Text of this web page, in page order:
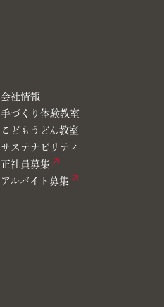
会社情報
手づくり体験教室
こどもうどん教室
サステナビリティ
正社員募集
アルバイト募集